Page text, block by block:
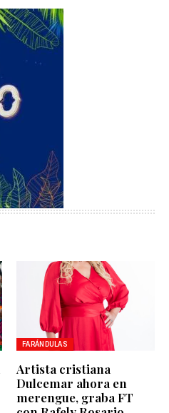
FARÁNDULAS
Artista cristiana
Dulcemar ahora en
merengue, graba FT